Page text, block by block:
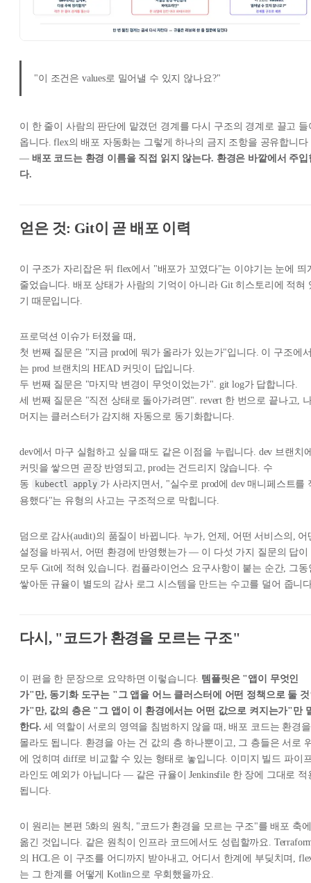
"이 조건은 values로 밀어낼 수 있지 않나요?"
이 한 줄이 사람의 판단에 맡겼던 경계를 다시 구조의 경계로 끌고 들
옵니다. flex의 배포 자동화는 그렇게 하나의 금지 조항을 공유합니다
— 배포 코드는 환경 이름을 직접 읽지 않는다. 환경은 바깥에서 주입
다.
얻은 것: Git이 곧 배포 이력
이 구조가 자리잡은 뒤 flex에서 "배포가 꼬였다"는 이야기는 눈에 띄
줄었습니다. 배포 상태가 사람의 기억이 아니라 Git 히스토리에 적혀
기 때문입니다.
프로덕션 이슈가 터졌을 때,
첫 번째 질문은 "지금 prod에 뭐가 올라가 있는가"입니다. 이 구조에
는 prod 브랜치의 HEAD 커밋이 답입니다.
두 번째 질문은 "마지막 변경이 무엇이었는가". git log가 답합니다.
세 번째 질문은 "직전 상태로 돌아가려면". revert 한 번으로 끝나고,
머지는 클러스터가 감지해 자동으로 동기화합니다.
dev에서 마구 실험하고 싶을 때도 같은 이점을 누립니다. dev 브랜치
커밋을 쌓으면 곧장 반영되고, prod는 건드리지 않습니다. 수
동
kubectl apply 가 사라지면서, "실수로 prod에 dev 매니페스트를
용했다"는 유형의 사고는 구조적으로 막힙니다.
덤으로 감사(audit)의 품질이 바뀝니다. 누가, 언제, 어떤 서비스의, 어
설정을 바꿔서, 어떤 환경에 반영했는가 — 이 다섯 가지 질문의 답이
모두 Git에 적혀 있습니다. 컴플라이언스 요구사항이 붙는 순간, 그동
쌓아둔 규율이 별도의 감사 로그 시스템을 만드는 수고를 덜어 줍니
다시, "코드가 환경을 모르는 구조"
이 편을 한 문장으로 요약하면 이렇습니다. 템플릿은 "앱이 무엇인
가"만, 동기화 도구는 "그 앱을 어느 클러스터에 어떤 정책으로 둘 것
가"만, 값의 층은 "그 앱이 이 환경에서는 어떤 값으로 켜지는가"만
한다. 세 역할이 서로의 영역을 침범하지 않을 때, 배포 코드는 환경을
몰라도 됩니다. 환경을 아는 건 값의 층 하나뿐이고, 그 층들은 서로
에 얹히며 diff로 비교할 수 있는 형태로 놓입니다. 이미지 빌드 파이
라인도 예외가 아닙니다 — 같은 규율이 Jenkinsfile 한 장에 그대로 적
됩니다.
이 원리는 본편 5화의 원칙, "코드가 환경을 모르는 구조"를 배포 축에
옮긴 것입니다. 같은 원칙이 인프라 코드에서도 성립할까요.
의 HCL은 이 구조를 어디까지 받아내고, 어디서 한계에 부딪치며,
는 그 한계를 어떻게 Kotlin으로 우회했을까요.